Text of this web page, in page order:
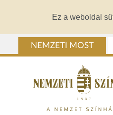
Ez a weboldal
NEMZETI MOST